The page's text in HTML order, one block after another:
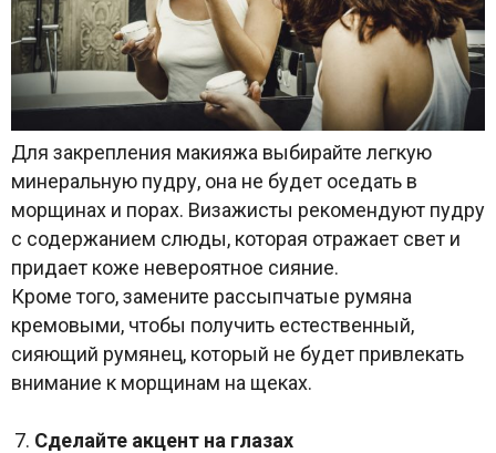
Для закрепления макияжа выбирайте легкую
минеральную пудру, она не будет оседать в
морщинах и порах. Визажисты рекомендуют пудру
с содержанием слюды, которая отражает свет и
придает коже невероятное сияние.
Кроме того, замените рассыпчатые румяна
кремовыми, чтобы получить естественный,
сияющий румянец, который не будет привлекать
внимание к морщинам на щеках.
Сделайте акцент на глазах